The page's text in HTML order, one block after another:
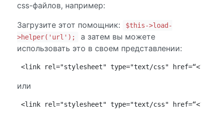
css-файлов, например:
Загрузите этот помощник:
$this->load-
>helper('url');
а затем вы можете
использовать это в своем представлении:
<link rel="stylesheet" type="text/css"
или
<link rel="stylesheet" type="text/css"